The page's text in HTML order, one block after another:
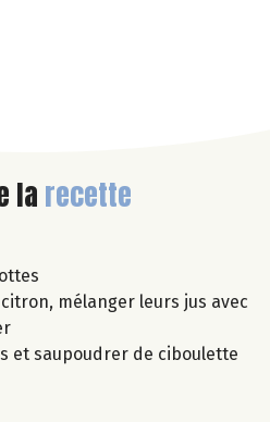
larecette
mélanger leurs jus avec
et saupoudrer de ciboulette